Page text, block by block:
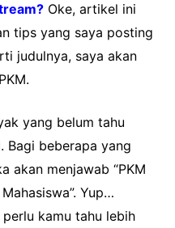
Oke, artikel ini
tips yang saya posting
judulnya, saya akan
yang belum tahu
Bagi beberapa yang
akan menjawab “PKM
Yup…
kamu tahu lebih